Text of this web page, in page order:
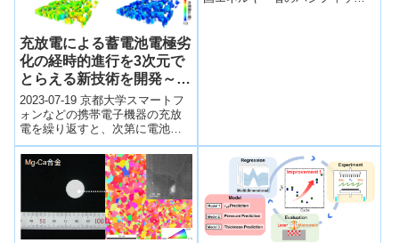
充放電による蓄電池電極劣
化の経時的進行を3次元で
とらえる新技術を開発～全
固体電池をはじめとした次
世代型蓄電池の長寿命化に
貢献～
2023-07-19 京都大学スマートフ
ォンなどの携帯電子機器の充放
電を繰り返すと、次第に電池残
量の減りが速くなります。この
大きな原因の一つとして、これ